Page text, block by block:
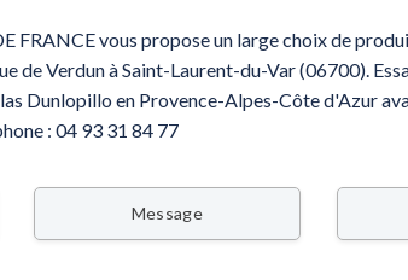
FRANCE vous propose un large choix de
de Verdun à Saint-Laurent-du-Var (06700).
Dunlopillo en Provence-Alpes-Côte d'Azur
: 04 93 31 84 77
Message